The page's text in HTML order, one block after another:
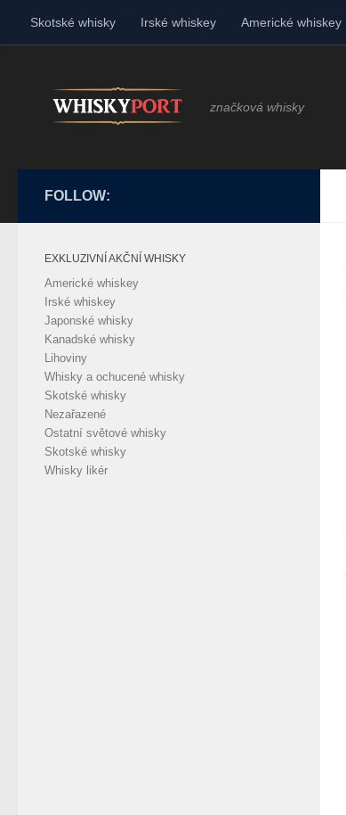
Skip to content
Skotské whisky Irské whiskey Americké whiskey
značková whisky
FOLLOW:
EXKLUZIVNÍ AKČNÍ WHISKY
Americké whiskey
Irské whiskey
Japonské whisky
Kanadské whisky
Lihoviny
Whisky a ochucené whisky
Skotské whisky
Nezařazené
Ostatní světové whisky
Skotské whisky
Whisky likér